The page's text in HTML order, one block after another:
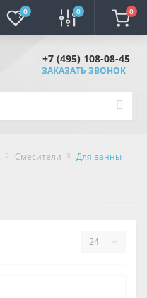
0 0 0
+7 (495) 108-08-45
ЗАКАЗАТЬ ЗВОНОК
Смесители Для ванны